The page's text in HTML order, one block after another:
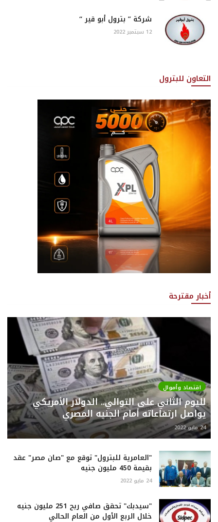
شركة ” بترول أبو قير “
12 سبتمبر 2022
التعاون للبترول
أخبار مقترحة
اقتصاد وأموال
لليوم الثاني على التوالي.. الدولار الأمريكي
يواصل ارتفاعاته أمام الجنيه المصري
24 مايو 2022
"العامرية للبترول" توقع مع "صان مصر" عقد
بقيمة 450 مليون جنيه
24 مايو 2022
"سيدبك" تحقق صافي ربح 251 مليون جنيه
خلال الربع الأول من العام الحالي